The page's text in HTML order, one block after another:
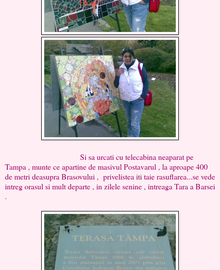
Si sa urcati cu telecabina neaparat pe
Tampa , munte ce apartine de masivul Postavarul , la aproape 400
de metri deasupra Brasovului , privelistea iti taie rasuflarea...se vede
intreg orasul si mult departe , in zilele senine , intreaga Tara a Barsei
.